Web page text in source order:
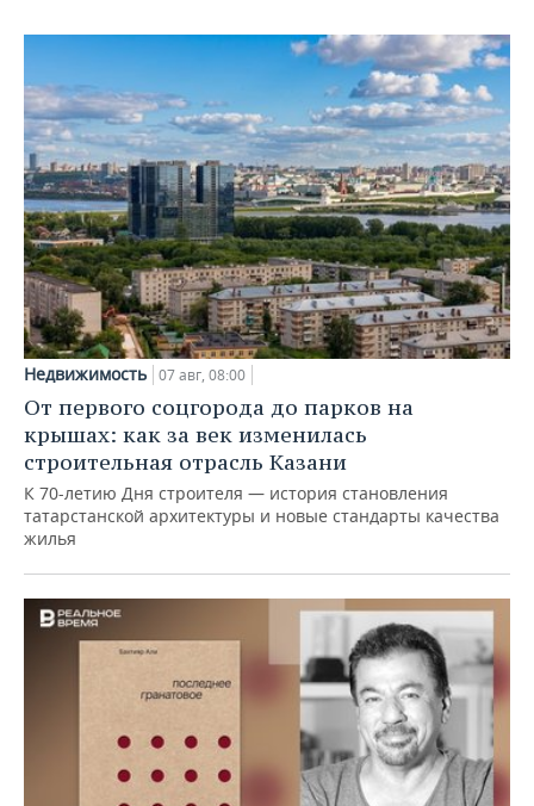
Недвижимость 07 авг, 08:00
От первого соцгорода до парков на
крышах: как за век изменилась
строительная отрасль Казани
К 70-летию Дня строителя — история становления
татарстанской архитектуры и новые стандарты качества
жилья